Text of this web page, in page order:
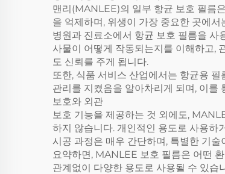
맨리(MANLEE)의 일부 항균 보호 필름
을 억제하며, 위생이 가장 중요한 곳에서
병원과 진료소에서 항균 보호 필름을 사
사물이 어떻게 작동되는지를 이해하고,
도 신뢰를 주게 됩니다.
또한, 식품 서비스 산업에서는 항균용
관리를 지켰음을 알아차리게 되며, 이를
보호와 외관
보호 기능을 제공하는 것 외에도,
하지 않습니다. 개인적인 용도로 사용하
시공 과정은 매우 간단하며, 특별한 기
요약하면, MANLEE 보호 필름은 어떤
관계없이 다양한 용도로 사용될 수 있습